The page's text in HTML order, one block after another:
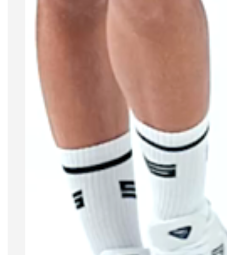
Modelagem regular, tem corte reto e levemente
Composição e tecnologia
Desenvolvida em 100% algodão de gramatura
elevada. Estrutura firme, alta resistência e
caimento encorpado. Aplicações em relevo e silk
gel siliconado complementam a identidade da
SIEG UNITED. Onde performance encontra
Tamanho e Medidas da Modelo
Usa tamanho P